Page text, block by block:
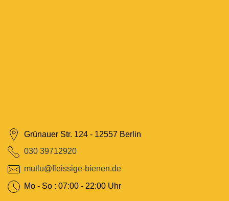
Grünauer Str. 124 - 12557 Berlin
‎030 39712920
mutlu@fleissige-bienen.de
Mo - So : 07:00 - 22:00 Uhr